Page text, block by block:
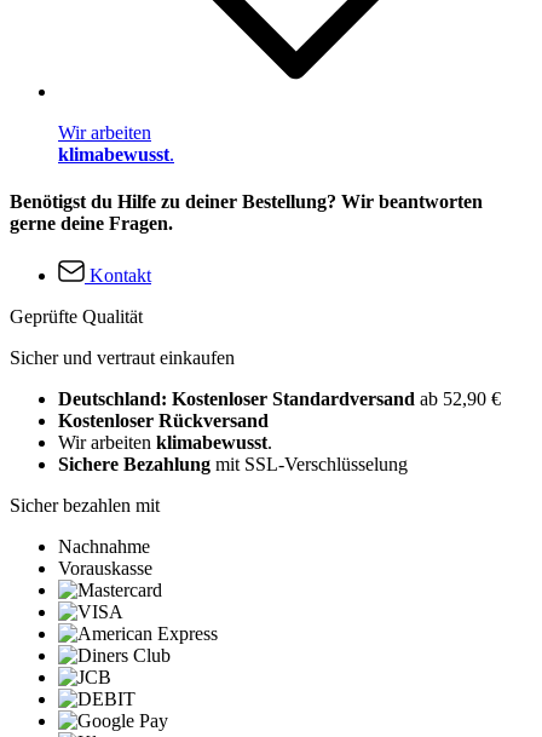
Wir arbeiten
klimabewusst.
Benötigst du Hilfe zu deiner Bestellung? Wir beantworten
gerne deine Fragen.
Kontakt
Geprüfte Qualität
Sicher und vertraut einkaufen
Deutschland: Kostenloser Standardversand ab 52,90 €
Kostenloser Rückversand
Wir arbeiten klimabewusst.
Sichere Bezahlung mit SSL-Verschlüsselung
Sicher bezahlen mit
Nachnahme
Vorauskasse